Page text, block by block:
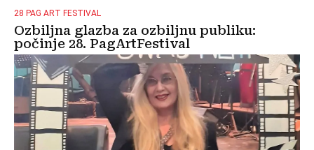
28 PAG ART FESTIVAL
Ozbiljna glazba za ozbiljnu publiku:
počinje 28. PagArtFestival